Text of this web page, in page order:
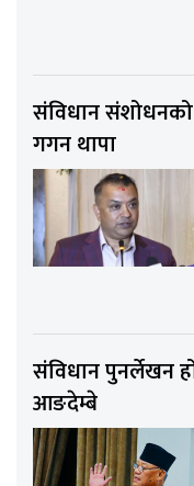
संविधान
गगन थापा
संविधान पुनर्लेखन
आङदेम्बे